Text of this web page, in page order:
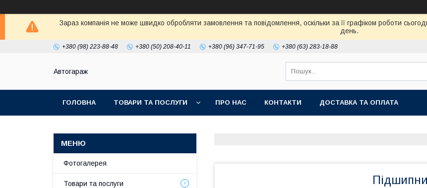
Зараз компанія не може швидко обробляти замовлення та повідомлення, оскільки за її графіком роботи
день.
+380 (98) 223-88-48 +380 (50) 208-40-11 +380 (96) 347-71-95 +380 (63) 283-18-88
Автогараж
ГОЛОВНА ТОВАРИ ТА ПОСЛУГИ ПРО НАС КОНТАКТИ ДОСТАВКА ТА ОПЛАТА
Фотогалерея
Товари та послуги